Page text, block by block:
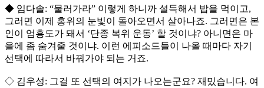
◆ 임다솔: “물러가라” 이렇게 하니까 설득해서 밥을 먹이고,
그러면 이제 홍위의 눈빛이 돌아오면서 살아나죠. 그러면은 본
인이 엄흥도가 돼서 ‘단종 복위 운동’ 할 것이냐? 아니면은 마
을에 좀 숨겨줄 것이냐. 이런 에피소드들이 나올 때마다 자기
선택에 따라서 바꿔가야 되는 거죠.
◇ 김우성: 그걸 또 선택의 여지가 나오는군요? 재밌습니다. 여